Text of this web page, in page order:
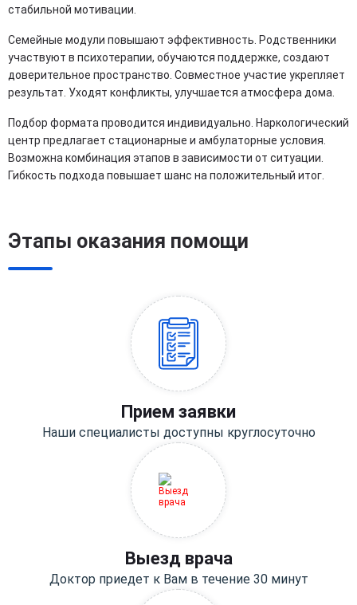
стабильной мотивации.
Семейные модули повышают эффективность. Родственники
участвуют в психотерапии, обучаются поддержке, создают
доверительное пространство. Совместное участие укрепляет
результат. Уходят конфликты, улучшается атмосфера дома.
Подбор формата проводится индивидуально. Наркологический
центр предлагает стационарные и амбулаторные условия.
Возможна комбинация этапов в зависимости от ситуации.
Гибкость подхода повышает шанс на положительный итог.
Этапы оказания помощи
Прием заявки
Наши специалисты доступны круглосуточно
Выезд врача
Доктор приедет к Вам в течение 30 минут